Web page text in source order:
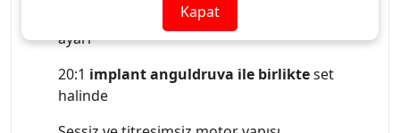
Kullanıcı dostu dijital ekran
ayarı
20:1 implant anguldruva ile birlikteset
halinde
Kapat